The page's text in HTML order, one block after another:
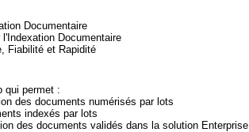
Documentaire
Documentaire
Fiabilité et Rapidité
qui permet :
des documents numérisés par lots
indexés par lots
des documents validés dans la solution